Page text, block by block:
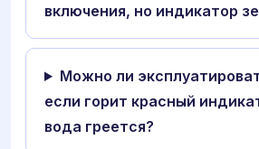
включения, но индикатор
Можно ли
если горит красный
вода греется?